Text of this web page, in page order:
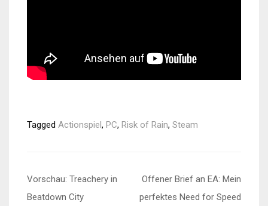
Tagged Actionspiel, PC, Risk of Rain, Steam
Beitragsnavigation
Vorschau: Treachery in
Beatdown City
Offener Brief an EA: Mein
perfektes Need for Speed